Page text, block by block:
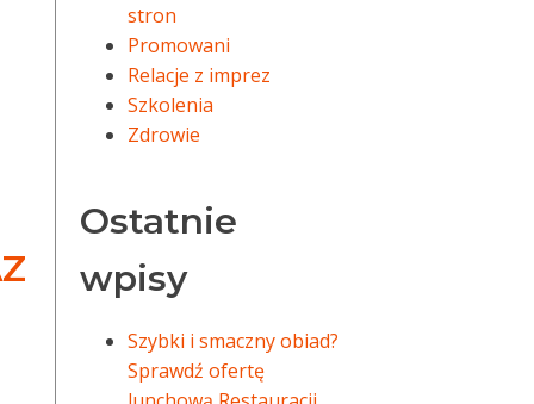
stron
Promowani
Relacje z imprez
Szkolenia
Zdrowie
Ostatnie
wpisy
Szybki i smaczny obiad?
Sprawdź ofertę